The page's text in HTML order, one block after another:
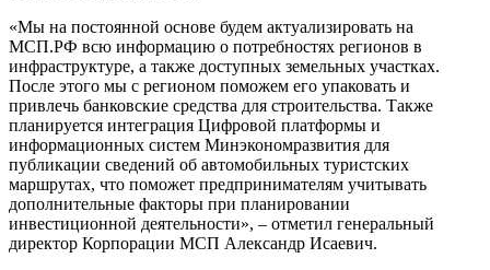
«Мы на постоянной основе будем актуализировать на
МСП.РФ всю информацию о потребностях регионов в
инфраструктуре, а также доступных земельных участках.
После этого мы с регионом поможем его упаковать и
привлечь банковские средства для строительства. Также
планируется интеграция Цифровой платформы и
информационных систем Минэкономразвития для
публикации сведений об автомобильных туристских
маршрутах, что поможет предпринимателям учитывать
дополнительные факторы при планировании
инвестиционной деятельности», – отметил генеральный
директор Корпорации МСП Александр Исаевич.